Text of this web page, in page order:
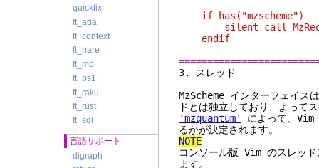
quickfix
ft_ada
ft_context
ft_hare
ft_mp
ft_ps1
ft_raku
ft_rust
ft_sql
言語サポート
digraph
if has("mzscheme")
silent call
endif
3. ス
MzScheme インターフェイス
ドとは独立しており、よって
'mzquantum'
によって、Vim
るかが決定されます。
NOTE
コンソール版 Vim のスレッ
ます。